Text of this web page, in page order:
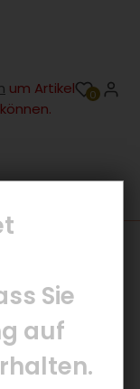
um Artikel
0
Sie
auf